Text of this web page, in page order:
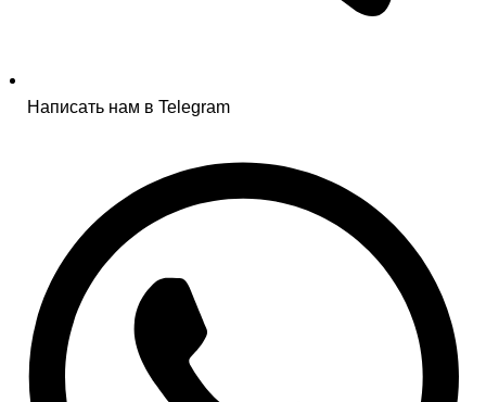
Написать нам в Telegram